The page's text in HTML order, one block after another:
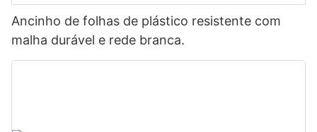
Ancinho de folhas de plástico resistente com
malha durável e rede branca.